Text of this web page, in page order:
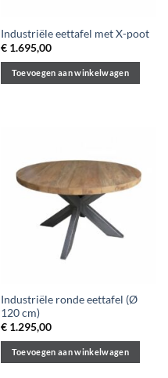
Industriële eettafel met X-poot
€1.695,00
Toevoegen aan winkelwagen
Industriële ronde eettafel (Ø
120 cm)
€1.295,00
Toevoegen aan winkelwagen